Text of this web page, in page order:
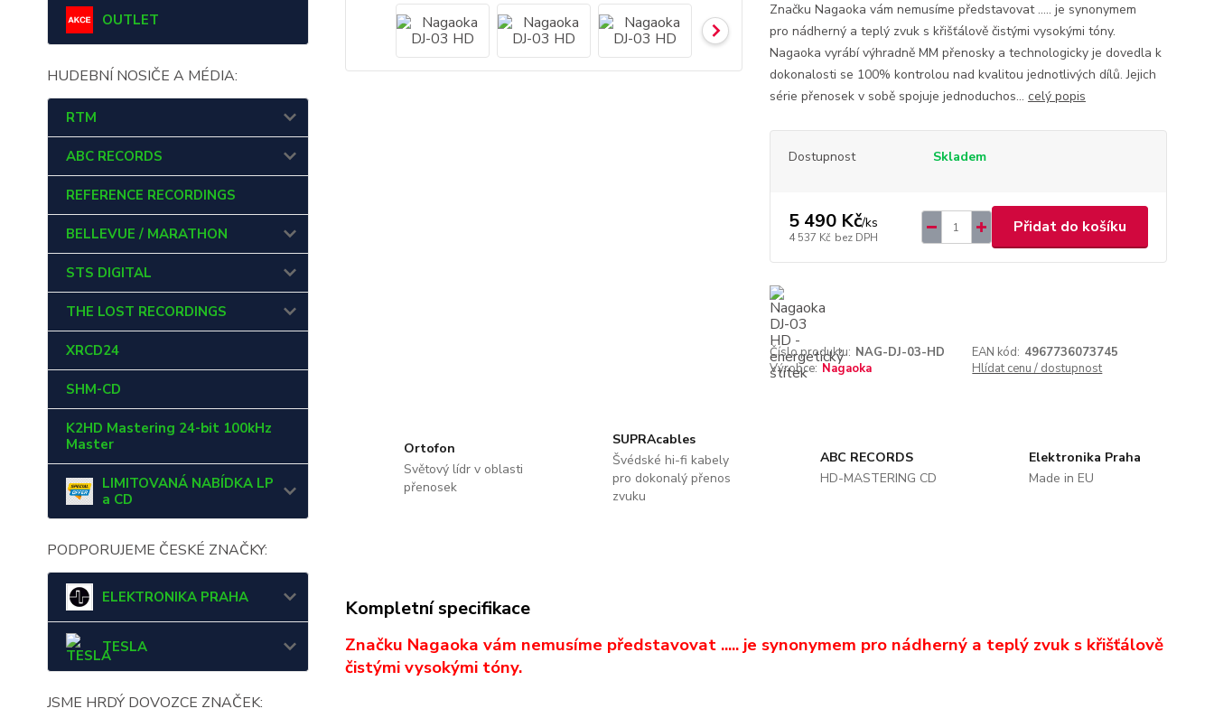
OUTLET
HUDEBNÍ NOSIČE A MÉDIA:
RTM
ABC RECORDS
REFERENCE RECORDINGS
BELLEVUE / MARATHON
STS DIGITAL
THE LOST RECORDINGS
XRCD24
SHM-CD
K2HD Mastering 24-bit 100kHz
Master
LIMITOVANÁ NABÍDKA LP
a CD
PODPORUJEME ČESKÉ ZNAČKY:
ELEKTRONIKA PRAHA
TESLA
JSME HRDÝ DOVOZCE ZNAČEK:
Značku Nagaoka vám nemusíme představovat ..... je synonymem
pro nádherný a teplý zvuk s křišťálově čistými vysokými tóny.
Nagaoka vyrábí výhradně MM přenosky a technologicky je dovedla k
dokonalosti se 100% kontrolou nad kvalitou jednotlivých dílů. Jejich
série přenosek v sobě spojuje jednoduchos... celý popis
Dostupnost Skladem
5 490 Kč/ks
4 537 Kč bez DPH
Přidat do košíku
Číslo produktu: NAG-DJ-03-HD EAN kód: 4967736073745
Výrobce: Nagaoka Hlídat cenu / dostupnost
Ortofon
Světový lídr v oblasti
přenosek
SUPRAcables
Švédské hi-fi kabely
pro dokonalý přenos
zvuku
ABC RECORDS
HD-MASTERING CD
Elektronika Praha
Made in EU
Kompletní specifikace
Značku Nagaoka vám nemusíme představovat ..... je synonymem pro nádherný a teplý zvuk s křišťálově
čistými vysokými tóny.